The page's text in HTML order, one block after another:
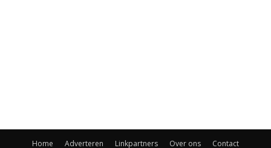
Home Adverteren Linkpartners Over ons Contact